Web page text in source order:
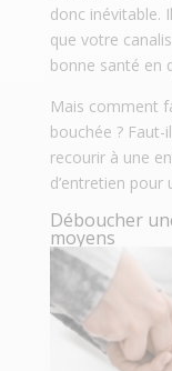
donc inévitable.
que votre
bonne santé en
Mais comment
bouchée ?
recourir à une
d’entretien
Déboucher
moyens